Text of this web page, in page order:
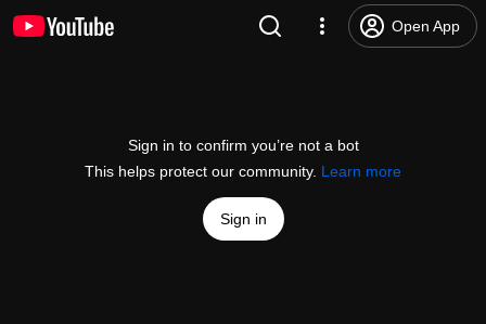
Open App
Sign in to confirm you’re not a bot
This helps protect our community. Learn more
Sign in